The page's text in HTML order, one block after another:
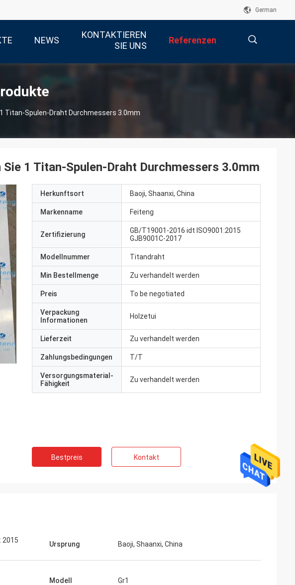
German
NEWS
KONTAKTIEREN
SIE UNS
Referenzen
Titan-Spulen-Draht Durchmessers 3.0mm
1 Titan-Spulen-Draht Durchmessers 3.0mm
Herkunftsort Baoji, Shaanxi, China
Markenname Feiteng
Zertifizierung
GB/T19001-2016 idt ISO9001:2015
GJB9001C-2017
Modellnummer Titandraht
Min Bestellmenge Zu verhandelt werden
Preis To be negotiated
Verpackung
Informationen
Holzetui
Lieferzeit Zu verhandelt werden
Zahlungsbedingungen T/T
Versorgungsmaterial-
Fähigkeit
Zu verhandelt werden
Bestpreis Kontakt
2015
Ursprung Baoji, Shaanxi, China
Modell Gr1